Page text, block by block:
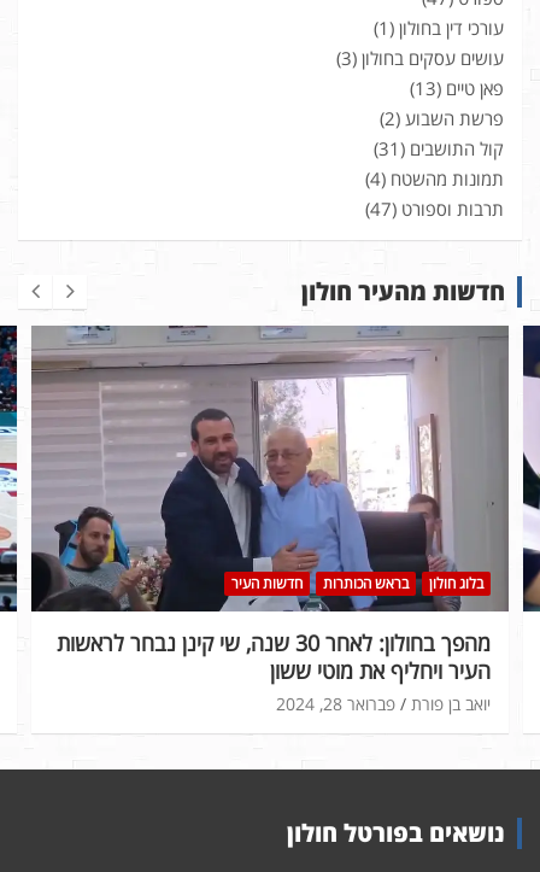
עורכי דין בחולון (1)
עושים עסקים בחולון (3)
פאן טיים (13)
פרשת השבוע (2)
קול התושבים (31)
תמונות מהשטח (4)
תרבות וספורט (47)
חדשות מהעיר חולון
בלוג חולון בראש הכותרות חדשות העיר
מהפך בחולון: לאחר 30 שנה, שי קינן נבחר לראשות
העיר ויחליף את מוטי ששון
פברואר 28, 2024 יואב בן פורת
נושאים בפורטל חולון